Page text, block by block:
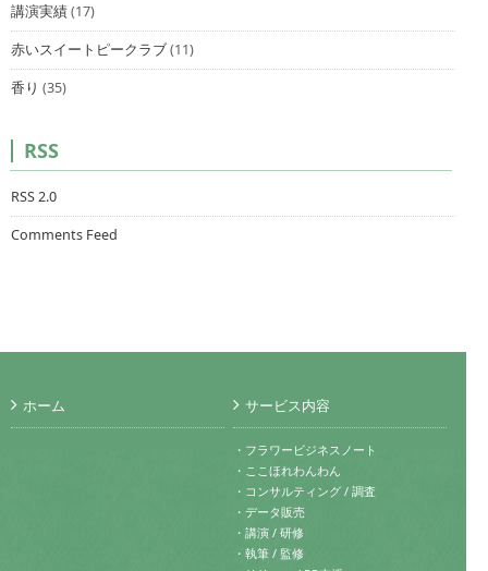
講演実績(17)
赤いスイートピークラブ(11)
香り (35)
RSS
RSS 2.0
Comments Feed
ホーム サービス内容
・フラワービジネスノート
・ここほれわんわん
・コンサルティング / 調査
・データ販売
・講演 / 研修
・執筆 / 監修